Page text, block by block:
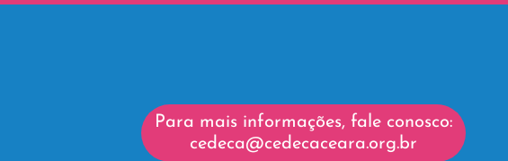
Para mais informações, fale conosco:
cedeca@cedecaceara.org.br